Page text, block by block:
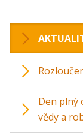
Den plný
vědy a